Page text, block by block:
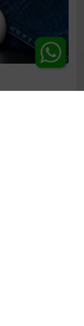
Chat Dokter